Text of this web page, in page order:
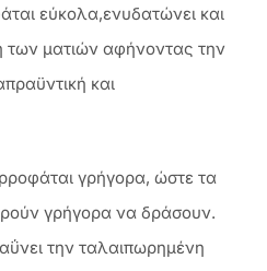
εύκολα,ενυδατώνει και
των ματιών αφήνοντας την
και
γρήγορα, ώστε τα
γρήγορα να δράσουν.
την ταλαιπωρημένη